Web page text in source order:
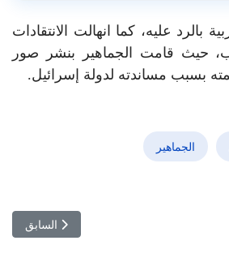
بالرد عليه، كما انهالت الانتقادات
قامت الجماهير بنشر صور
بسبب مساندته لدولة إسرائيل.
الجماهير
المقال
السابق تنصح ترامب